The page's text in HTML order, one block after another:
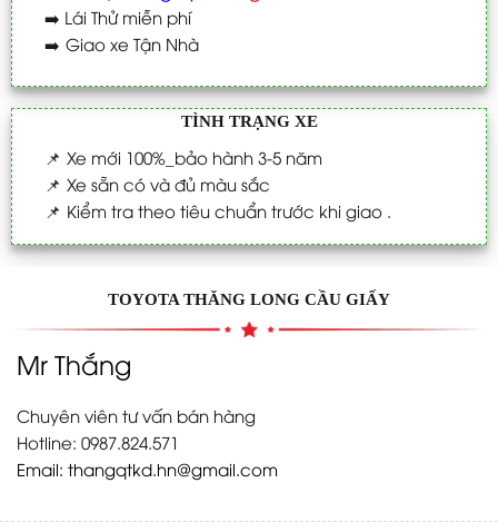
➡️ Lái Thử miễn phí
➡️ Giao xe Tận Nhà
TÌNH TRẠNG XE
📌 Xe mới 100%_bảo hành 3-5 năm
📌 Xe sẵn có và đủ màu sắc
📌 Kiểm tra theo tiêu chuẩn trước khi giao .
TOYOTA THĂNG LONG CẦU GIẤY
Mr Thắng
Chuyên viên tư vấn bán hàng
Hotline: 0987.824.571
Email: thangqtkd.hn@gmail.com